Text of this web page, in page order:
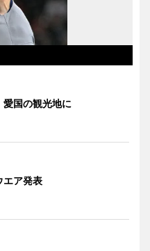
愛国の観光地に
エア発表